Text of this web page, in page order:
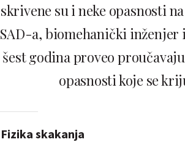
skrivene su i neke opasnosti
SAD-a, biomehanički inženjer
šest godina proveo
opasnosti koje se
Fizika skakanja